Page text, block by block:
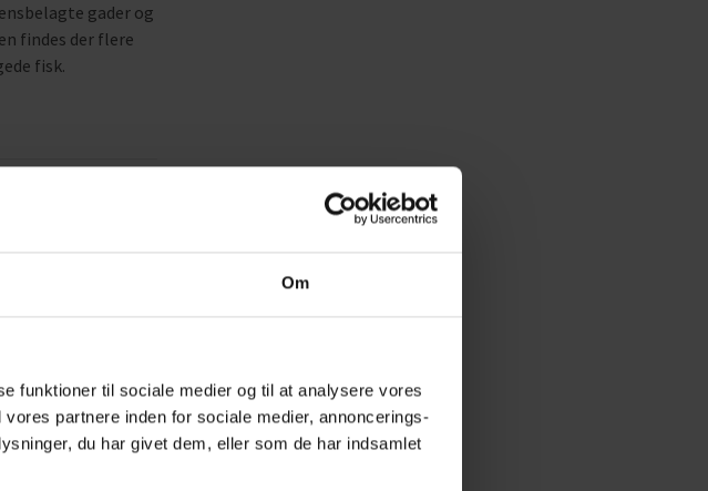
Om
funktioner til sociale medier og til at analysere vores
partnere inden for sociale medier, annoncerings-
du har givet dem, eller som de har indsamlet
gader og
findes der flere
fisk.
aug 2025
ferien, endda
Vejret var
tilbage og